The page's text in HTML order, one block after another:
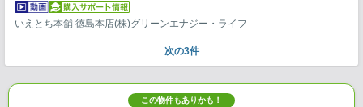
いえとち本舗 徳島本店(株)グリーンエナジー・ライフ
次の3件
この物件もありかも！